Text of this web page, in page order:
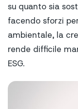
su quanto sia
facendo sforzi
ambientale, la
rende difficile
ESG.